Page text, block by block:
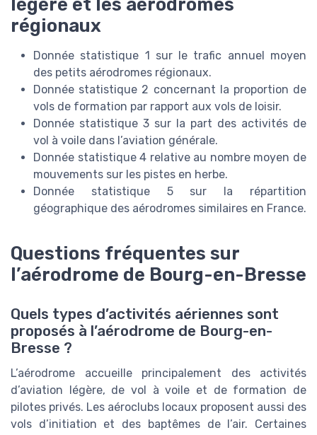
légère et les aérodromes
régionaux
Donnée statistique 1 sur le trafic annuel moyen
des petits aérodromes régionaux.
Donnée statistique 2 concernant la proportion de
vols de formation par rapport aux vols de loisir.
Donnée statistique 3 sur la part des activités de
vol à voile dans l’aviation générale.
Donnée statistique 4 relative au nombre moyen de
mouvements sur les pistes en herbe.
Donnée statistique 5 sur la répartition
géographique des aérodromes similaires en France.
Questions fréquentes sur
l’aérodrome de Bourg-en-Bresse
Quels types d’activités aériennes sont
proposés à l’aérodrome de Bourg-en-
Bresse ?
L’aérodrome accueille principalement des activités
d’aviation légère, de vol à voile et de formation de
pilotes privés. Les aéroclubs locaux proposent aussi des
vols d’initiation et des baptêmes de l’air. Certaines